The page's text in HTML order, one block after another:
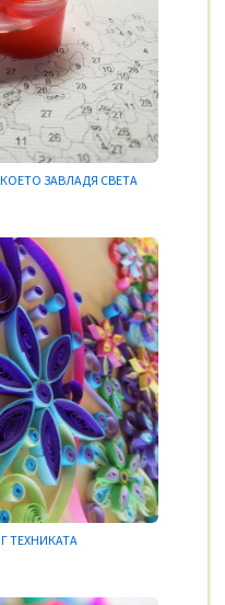
ЗАВЛАДЯ СВЕТА
ТЕХНИКАТА